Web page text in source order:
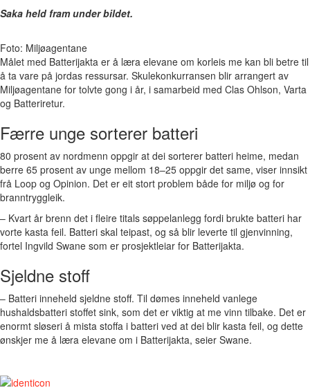
Saka held fram under bildet.
Foto: Miljøagentane
Målet med Batterijakta er å læra elevane om korleis me kan bli betre til
å ta vare på jordas ressursar. Skulekonkurransen blir arrangert av
Miljøagentane for tolvte gong i år, i samarbeid med Clas Ohlson, Varta
og Batteriretur.
Færre unge sorterer batteri
80 prosent av nordmenn oppgir at dei sorterer batteri heime, medan
berre 65 prosent av unge mellom 18–25 oppgir det same, viser innsikt
frå Loop og Opinion. Det er eit stort problem både for miljø og for
branntryggleik.
– Kvart år brenn det i fleire titals søppelanlegg fordi brukte batteri har
vorte kasta feil. Batteri skal teipast, og så blir leverte til gjenvinning,
fortel Ingvild Swane som er prosjektleiar for Batterijakta.
Sjeldne stoff
– Batteri inneheld sjeldne stoff. Til dømes inneheld vanlege
hushaldsbatteri stoffet sink, som det er viktig at me vinn tilbake. Det er
enormt sløseri å mista stoffa i batteri ved at dei blir kasta feil, og dette
ønskjer me å læra elevane om i Batterijakta, seier Swane.